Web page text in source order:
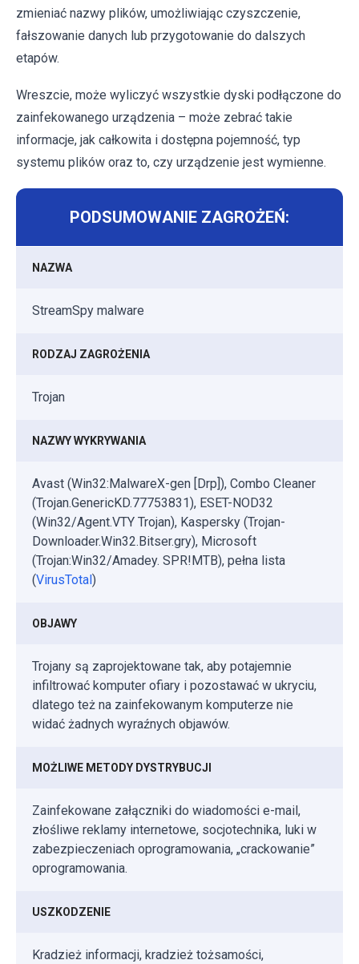
zmieniać nazwy plików, umożliwiając czyszczenie,
fałszowanie danych lub przygotowanie do dalszych
etapów.
Wreszcie, może wyliczyć wszystkie dyski podłączone do
zainfekowanego urządzenia – może zebrać takie
informacje, jak całkowita i dostępna pojemność, typ
systemu plików oraz to, czy urządzenie jest wymienne.
PODSUMOWANIE ZAGROŻEŃ:
NAZWA
StreamSpy malware
RODZAJ ZAGROŻENIA
Trojan
NAZWY WYKRYWANIA
Avast (Win32:MalwareX-gen [Drp]), Combo Cleaner
(Trojan.GenericKD.77753831), ESET-NOD32
(Win32/Agent.VTY Trojan), Kaspersky (Trojan-
Downloader.Win32.Bitser.gry), Microsoft
(Trojan:Win32/Amadey. SPR!MTB), pełna lista
(VirusTotal )
OBJAWY
Trojany są zaprojektowane tak, aby potajemnie
infiltrować komputer ofiary i pozostawać w ukryciu,
dlatego też na zainfekowanym komputerze nie
widać żadnych wyraźnych objawów.
MOŻLIWE METODY DYSTRYBUCJI
Zainfekowane załączniki do wiadomości e-mail,
złośliwe reklamy internetowe, socjotechnika, luki w
zabezpieczeniach oprogramowania, „crackowanie”
oprogramowania.
USZKODZENIE
Kradzież informacji, kradzież tożsamości,